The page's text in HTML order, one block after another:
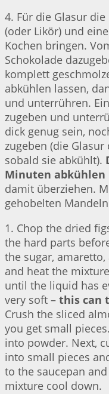
4. Für die Glasur
(oder Likör) und
Kochen bringen.
Schokolade
komplett
abkühlen lassen,
und unterrühren.
zugeben und
dick genug sein,
zugeben (die
sobald sie abkühlt).
Minuten abkühlen
damit überziehen.
gehobelten
1. Chop the dried
the hard parts
the sugar,
and heat the
until the liquid has
very soft – this can
Crush the sliced
you get small
into powder. Next,
into small pieces
to the saucepan
mixture cool down.